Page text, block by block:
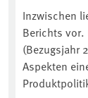
Inzwischen
Berichts vor.
(Bezugsjahr
Aspekten